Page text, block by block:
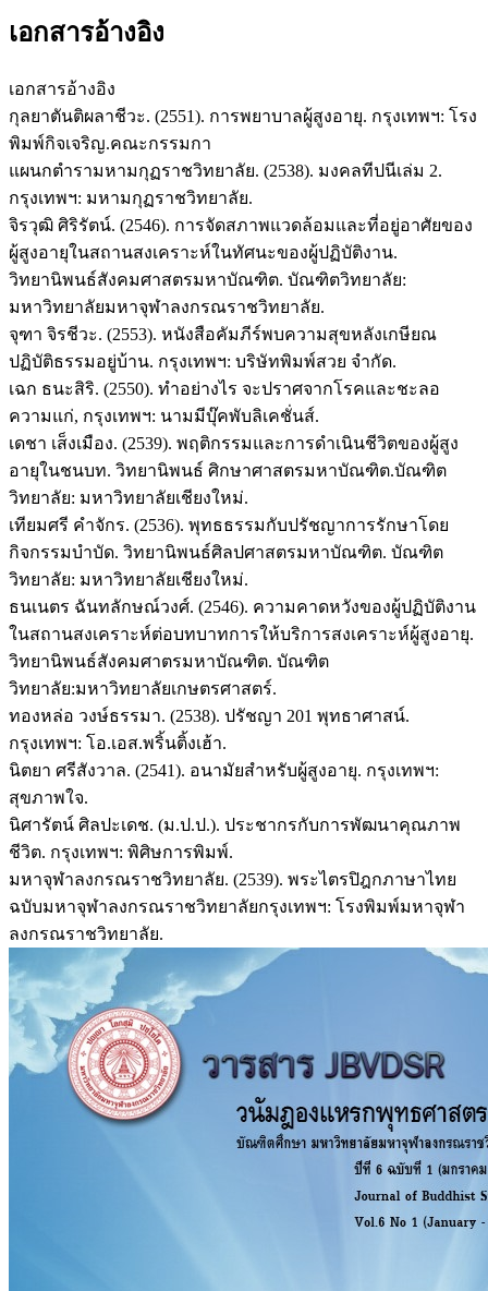
เอกสารอ้างอิง
เอกสารอ้างอิง
กุลยาตันติผลาชีวะ. (2551). การพยาบาลผู้สูงอายุ. กรุงเทพฯ: โรง
พิมพ์กิจเจริญ.คณะกรรมกา
แผนกตำรามหามกุฏราชวิทยาลัย. (2538). มงคลทีปนีเล่ม 2.
กรุงเทพฯ: มหามกุฏราชวิทยาลัย.
จิรวุฒิ ศิริรัตน์. (2546). การจัดสภาพแวดล้อมและที่อยู่อาศัยของ
ผู้สูงอายุในสถานสงเคราะห์ในทัศนะของผู้ปฏิบัติงาน.
วิทยานิพนธ์สังคมศาสตรมหาบัณฑิต. บัณฑิตวิทยาลัย:
มหาวิทยาลัยมหาจุฬาลงกรณราชวิทยาลัย.
จุฑา จิรชีวะ. (2553). หนังสือคัมภีร์พบความสุขหลังเกษียณ
ปฏิบัติธรรมอยู่บ้าน. กรุงเทพฯ: บริษัทพิมพ์สวย จำกัด.
เฉก ธนะสิริ. (2550). ทำอย่างไร จะปราศจากโรคและชะลอ
ความแก่, กรุงเทพฯ: นามมีบุ๊คพับลิเคชั่นส์.
เดชา เส็งเมือง. (2539). พฤติกรรมและการดำเนินชีวิตของผู้สูง
อายุในชนบท. วิทยานิพนธ์ ศิกษาศาสตรมหาบัณฑิต.บัณฑิต
วิทยาลัย: มหาวิทยาลัยเชียงใหม่.
เทียมศรี คำจักร. (2536). พุทธธรรมกับปรัชญาการรักษาโดย
กิจกรรมบำบัด. วิทยานิพนธ์ศิลปศาสตรมหาบัณฑิต. บัณฑิต
วิทยาลัย: มหาวิทยาลัยเชียงใหม่.
ธนเนตร ฉันทลักษณ์วงศ์. (2546). ความคาดหวังของผู้ปฏิบัติงาน
ในสถานสงเคราะห์ต่อบทบาทการให้บริการสงเคราะห์ผู้สูงอายุ.
วิทยานิพนธ์สังคมศาตรมหาบัณฑิต. บัณฑิต
วิทยาลัย:มหาวิทยาลัยเกษตรศาสตร์.
ทองหล่อ วงษ์ธรรมา. (2538). ปรัชญา 201 พุทธาศาสน์.
กรุงเทพฯ: โอ.เอส.พริ้นติ้งเฮ้า.
นิตยา ศรีสังวาล. (2541). อนามัยสำหรับผู้สูงอายุ. กรุงเทพฯ:
สุขภาพใจ.
นิศารัตน์ ศิลปะเดช. (ม.ป.ป.). ประชากรกับการพัฒนาคุณภาพ
ชีวิต. กรุงเทพฯ: พิศิษการพิมพ์.
มหาจุฬาลงกรณราชวิทยาลัย. (2539). พระไตรปิฎกภาษาไทย
ฉบับมหาจุฬาลงกรณราชวิทยาลัยกรุงเทพฯ: โรงพิมพ์มหาจุฬา
ลงกรณราชวิทยาลัย.